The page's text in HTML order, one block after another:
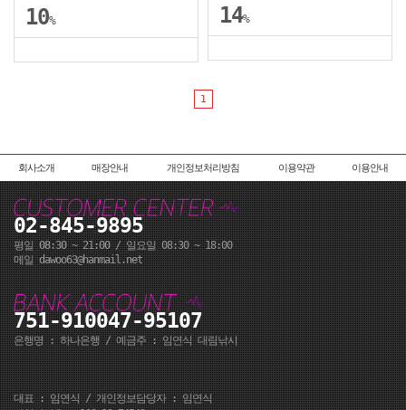
10% 14%
1
회사소개 매장안내 개인정보처리방침 이용약관 이용안내
02-845-9895
평일 08:30 ~ 21:00 / 일요일 08:30 ~ 18:00
메일 dawoo63@hanmail.net
751-910047-95107
은행명 : 하나은행 / 예금주 : 임연식 대림낚시
대표 : 임연식 / 개인정보담당자 : 임연식